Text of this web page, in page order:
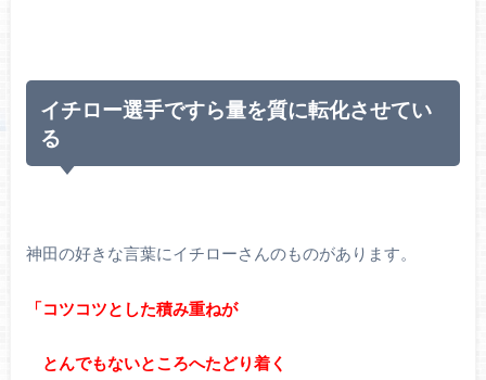
イチロー選手ですら量を質に転化させてい
る
神田の好きな言葉にイチローさんのものがあります。
「コツコツとした積み重ねが
とんでもないところへたどり着く